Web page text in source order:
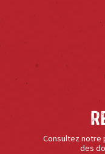
Consultez
des